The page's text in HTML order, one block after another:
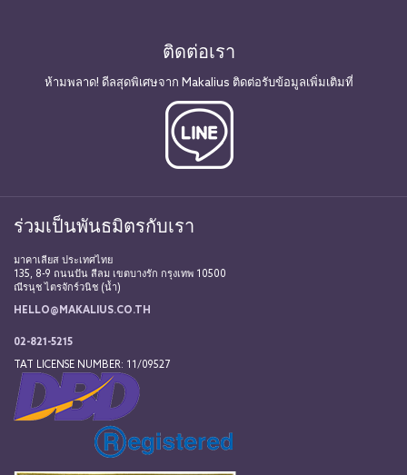
ติดต่อเรา
ห้ามพลาด! ดีลสุดพิเศษจาก Makalius ติดต่อรับข้อมูลเพิ่มเติมที่
ร่วมเป็นพันธมิตรกับเรา
มาคาเลียส ประเทศไทย
135, 8-9 ถนนปัน สีลม เขตบางรัก กรุงเทพ 10500
ณีรนุช ไตรจักร์วนิช (น้ำ)
HELLO@MAKALIUS.CO.TH
02-821-5215
TAT LICENSE NUMBER: 11/09527